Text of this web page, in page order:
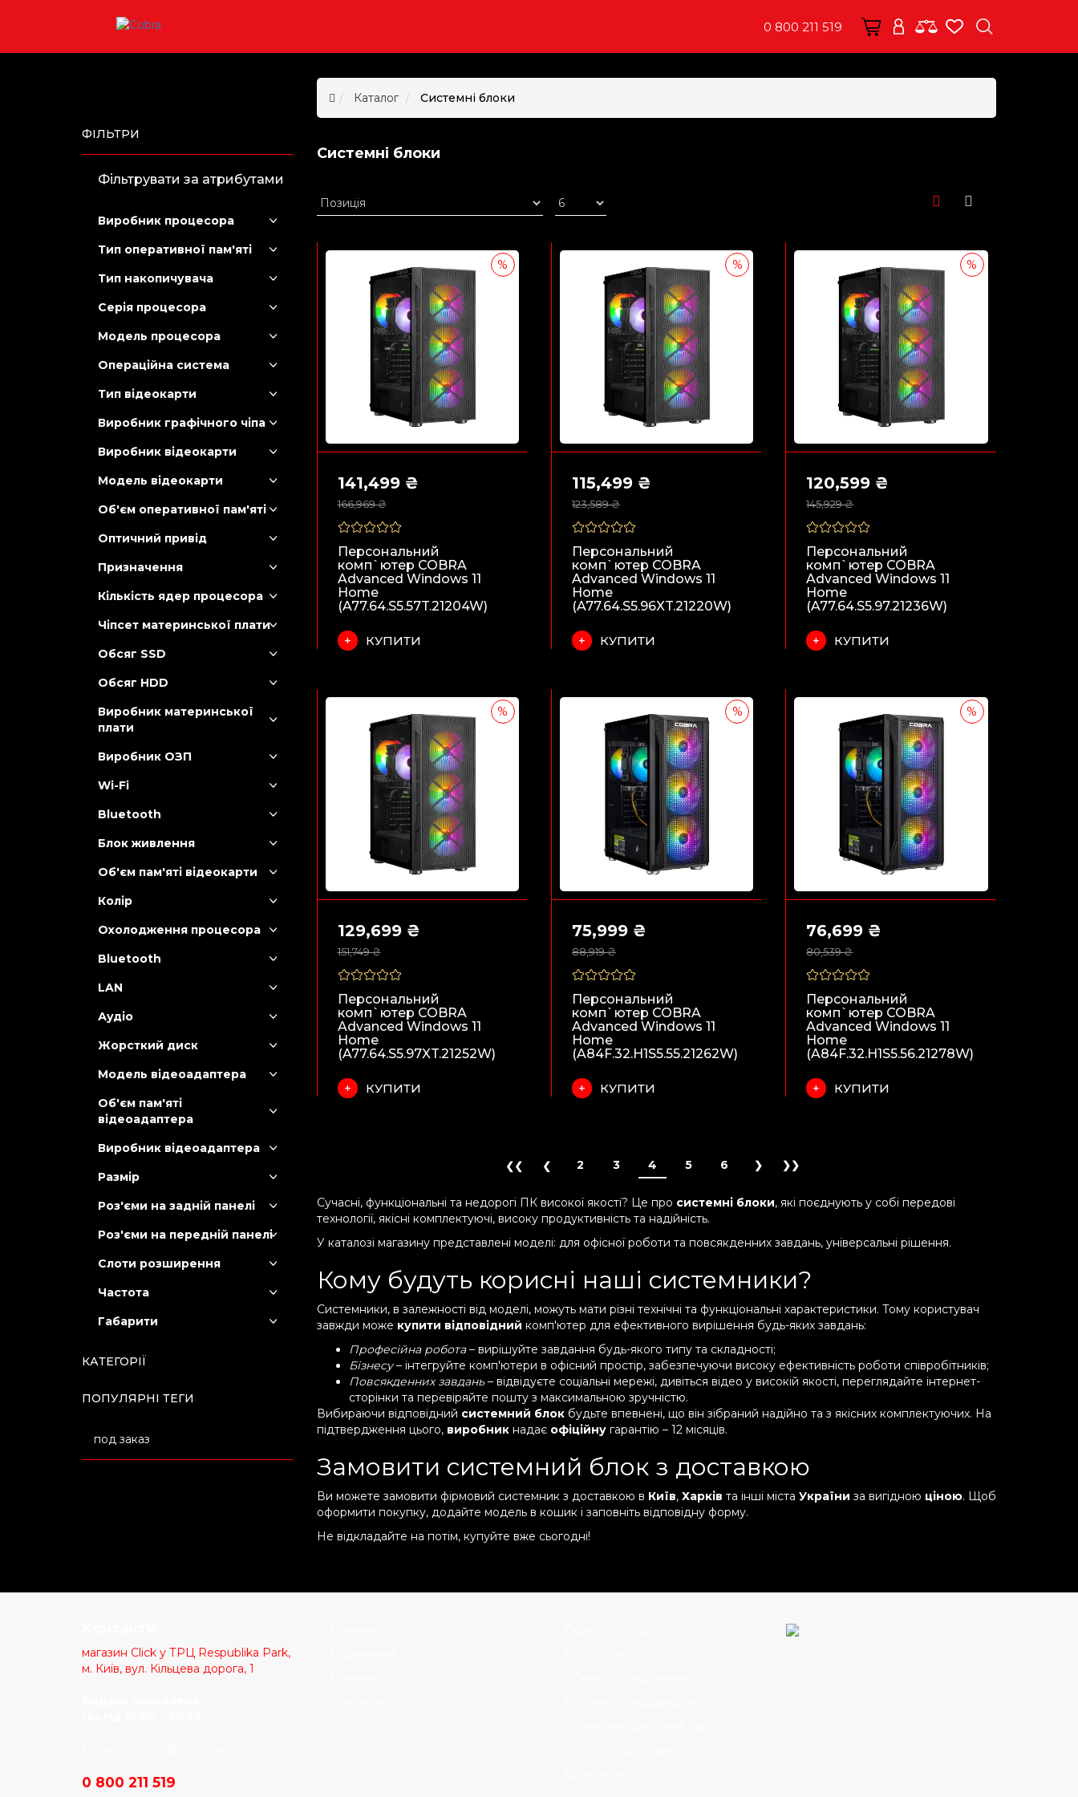
0 800 211 519
ФІЛЬТРИ
Фільтрувати за атрибутами
Виробник процесора
Тип оперативної пам'яті
Тип накопичувача
Серія процесора
Модель процесора
Операційна система
Тип відеокарти
Виробник графічного чіпа
Виробник відеокарти
Модель відеокарти
Об'єм оперативної пам'яті
Оптичний привід
Призначення
Кількість ядер процесора
Чіпсет материнської плати
Обсяг SSD
Обсяг HDD
Виробник материнської
плати
Виробник ОЗП
Wi-Fi
Bluetooth
Блок живлення
Об'єм пам'яті відеокарти
Колір
Охолодження процесора
Bluetooth
LAN
Аудіо
Жорсткий диск
Модель відеоадаптера
Об'єм пам'яті
відеоадаптера
Виробник відеоадаптера
Размір
Роз'єми на задній панелі
Роз'єми на передній панелі
Слоти розширення
Частота
Габарити
КАТЕГОРІЇ
ПОПУЛЯРНІ ТЕГИ
под заказ
Каталог Системні блоки
Системні блоки
166,969 ₴
141,499 ₴
Персональний
комп`ютер COBRA
Advanced Windows 11
Home
(A77.64.S5.57T.21204W)
КУПИТИ
123,589 ₴
115,499 ₴
Персональний
комп`ютер COBRA
Advanced Windows 11
Home
(A77.64.S5.96XT.21220W)
КУПИТИ
145,929 ₴
120,599 ₴
Персональний
комп`ютер COBRA
Advanced Windows 11
Home
(A77.64.S5.97.21236W)
КУПИТИ
151,749 ₴
129,699 ₴
Персональний
комп`ютер COBRA
Advanced Windows 11
Home
(A77.64.S5.97XT.21252W)
КУПИТИ
88,919 ₴
75,999 ₴
Персональний
комп`ютер COBRA
Advanced Windows 11
Home
(A84F.32.H1S5.55.21262W)
КУПИТИ
80,539 ₴
76,699 ₴
Персональний
комп`ютер COBRA
Advanced Windows 11
Home
(A84F.32.H1S5.56.21278W)
КУПИТИ
2 3 4 5 6
Сучасні, функціональні та недорогі ПК високої якості? Це про системні блоки, які поєднують у собі передові
технології, якісні комплектуючі, високу продуктивність та надійність.
У каталозі магазину представлені моделі: для офісної роботи та повсякденних завдань, універсальні рішення.
Кому будуть корисні наші системники?
Системники, в залежності від моделі, можуть мати різні технічні та функціональні характеристики. Тому користувач
завжди може купити відповідний комп'ютер для ефективного вирішення будь-яких завдань:
Професійна робота– вирішуйте завдання будь-якого типу та складності;
Бізнесу– інтегруйте комп'ютери в офісний простір, забезпечуючи високу ефективність роботи співробітників;
Повсякденних завдань– відвідуєте соціальні мережі, дивіться відео у високій якості, переглядайте інтернет-
сторінки та перевіряйте пошту з максимальною зручністю.
Вибираючи відповідний системний блок будьте впевнені, що він зібраний надійно та з якісних комплектуючих. На
підтвердження цього, виробник надаєофіційнугарантію – 12 місяців.
Замовити системний блок з доставкою
Ви можете замовити фірмовий системник з доставкою в Київ, Харків та інші міста України за вигідною ціною. Щоб
оформити покупку, додайте модель в кошик і заповніть відповідну форму.
Не відкладайте на потім, купуйте вже сьогодні!
магазин Click у ТРЦ Respublika Park,
м. Київ, вул. Кільцева дорога, 1
0 800 211 519